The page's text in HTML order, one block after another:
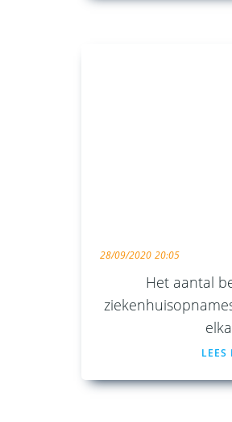
28/09/2020 20:05
Het aantal
LEES